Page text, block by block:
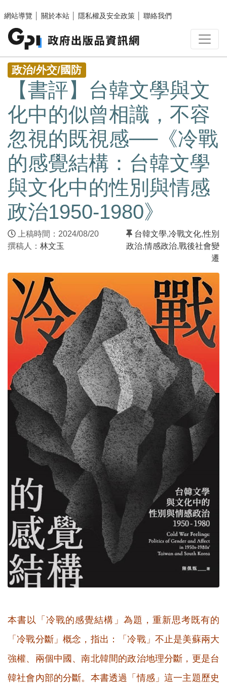
網站導覽
關於本站 隱私權及安全政策 聯絡我們
:::
政治/外交/國防
【書評】台韓文學與文
化中的似曾相識，不容
忽視的既視感──《冷戰
的感覺結構：台韓文學
與文化中的性別與情感
政治1950-1980》
上稿時間：2024/08/20
撰稿人： 林文玉
台韓文學,冷戰文化,性別
政治,情感政治,戰後社會變
遷
本書以「冷戰的感覺結構」為題，重新思考既有的
「冷戰分斷」概念，指出：「冷戰」不止是美蘇兩大
強權、兩個中國、南北韓間的政治地理分斷，更是台
韓社會內部的分斷。本書透過「情感」這一主題歷史